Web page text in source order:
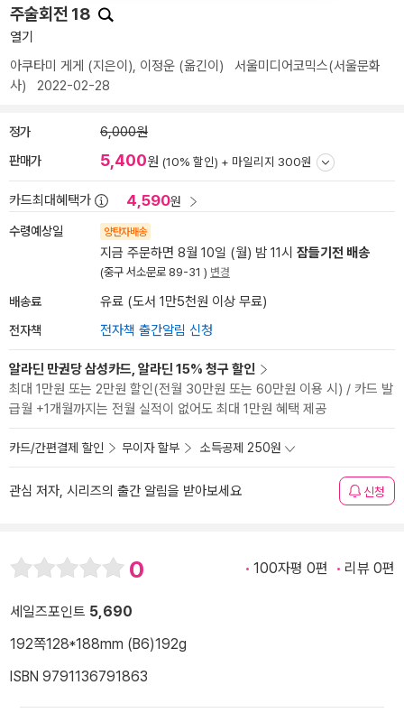
주술회전 18
열기
아쿠타미 게게 (지은이), 이정운 (옮긴이) 서울미디어코믹스(서울문화
사) 2022-02-28
정가 6,000원
판매가 5,400원 (10% 할인) + 마일리지 300원
카드최대혜택가 4,590원
수령예상일 양탄자배송
지금 주문하면 8월 10일 (월) 밤 11시 잠들기전 배송
(중구 서소문로 89-31 ) 변경
배송료 유료 (도서 1만5천원 이상 무료)
전자책 전자책 출간알림 신청
알라딘 만권당 삼성카드, 알라딘 15% 청구 할인
최대 1만원 또는 2만원 할인(전월 30만원 또는 60만원 이용 시) / 카드 발
급월 +1개월까지는 전월 실적이 없어도 최대 1만원 혜택 제공
카드/간편결제 할인 무이자 할부 소득공제 250원
관심 저자, 시리즈의 출간 알림을 받아보세요 신청
0 100자평 0편 리뷰 0편
세일즈포인트 5,690
192쪽128*188mm (B6)192g
ISBN 9791136791863